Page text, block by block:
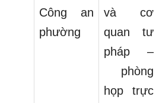
Công an
phường
và cơ
quan tư
pháp –
phòng
họp trực